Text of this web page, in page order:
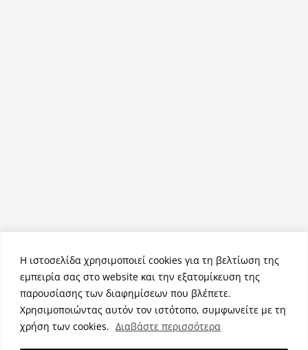
Η ιστοσελίδα χρησιμοποιεί cookies για τη βελτίωση της
εμπειρία σας στο website και την εξατομίκευση της
παρουσίασης των διαφημίσεων που βλέπετε.
Χρησιμοποιώντας αυτόν τον ιστότοπο, συμφωνείτε με τη
χρήση των cookies. Διαβάστε περισσότερα
Πνευματικά Δικαιώματα © 2026NemeaPress. Τα πνευματικά
δικαιώματα προστατεύονται.